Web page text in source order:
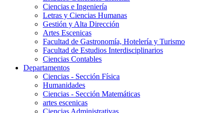
Ciencias e Ingeniería
Letras y Ciencias Humanas
Gestión y Alta Dirección
Artes Escenicas
Facultad de Gastronomía, Hotelería y Turismo
Facultad de Estudios Interdisciplinarios
Ciencias Contables
Departamentos
Ciencias - Sección Física
Humanidades
Ciencias - Sección Matemáticas
artes escenicas
Ciencias Administrativas